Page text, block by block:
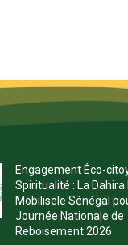
Engagement Éco-
Spiritualité : La
Mobilisele Sénégal
Journée Nationale de
Reboisement 2026